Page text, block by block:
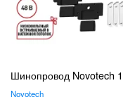
Шинопровод Novotech
Novotech